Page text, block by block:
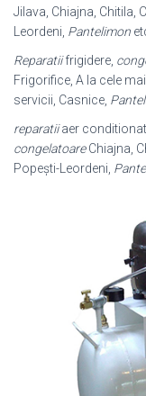
Jilava, Chiajna, Chitila,
Leordeni, Pantelimon
Reparatiifrigidere,
Frigorifice, A la cele
servicii, Casnice,
reparatiiaer conditionat
congelatoareChiajna,
Popești-Leordeni,